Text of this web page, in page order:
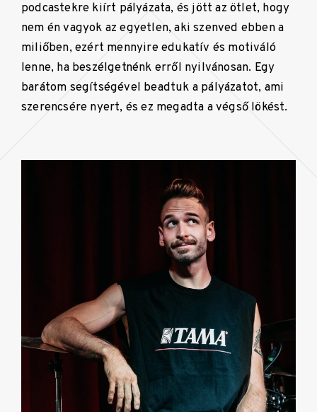
podcastekre kiírt pályázata, és jött az ötlet, hogy
nem én vagyok az egyetlen, aki szenved ebben a
miliőben, ezért mennyire edukatív és motiváló
lenne, ha beszélgetnénk erről nyilvánosan. Egy
barátom segítségével beadtuk a pályázatot, ami
szerencsére nyert, és ez megadta a végső lökést.